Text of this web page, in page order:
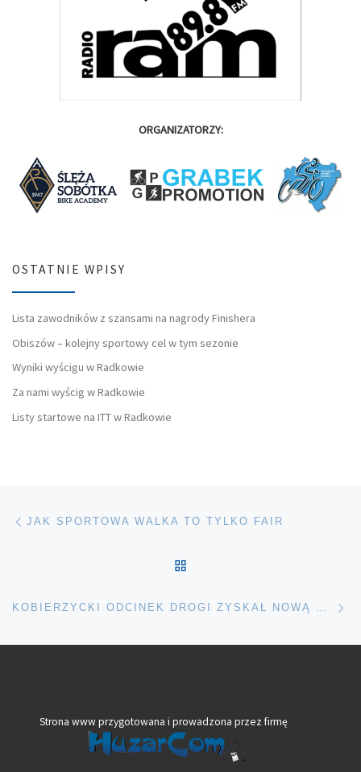
ORGANIZATORZY:
OSTATNIE WPISY
Lista zawodników z szansami na nagrody Finishera
Obiszów – kolejny sportowy cel w tym sezonie
Wyniki wyścigu w Radkowie
Za nami wyścig w Radkowie
Listy startowe na ITT w Radkowie
Nawigacja wpisu
JAK SPORTOWA WALKA TO TYLKO FAIR
KOBIERZYCKI ODCINEK DROGI ZYSKAŁ NOWĄ NAWIERZCHNIĘ
Strona www przygotowana i prowadzona przez firmę